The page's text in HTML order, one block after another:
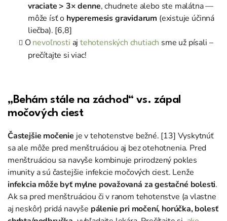
vraciate > 3× denne, chudnete alebo ste malátna —
môže ísť o hyperemesis gravidarum (existuje účinná
liečba). [6,8]
Onevoľnosti aj tehotenských chutiach sme už písali –
prečítajte si viac!
„Behám stále na záchod“ vs. zápal
močových ciest
Častejšie močenie je v tehotenstve bežné. [13] Vyskytnúť
sa ale môže pred menštruáciou aj bez otehotnenia. Pred
menštruáciou sa navyše kombinuje prirodzený pokles
imunity a sú častejšie infekcie močových ciest. Lenže
infekcia môže byť mylne považovaná za gestačné bolesti.
Ak sa pred menštruáciou či v ranom tehotenstve (a vlastne
aj neskôr) pridá navyše pálenie pri močení, horúčka, bolesť